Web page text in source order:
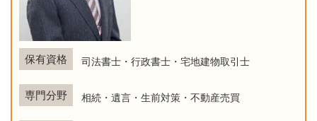
保有資格 司法書士・行政書士・宅地建物取引士
専門分野 相続・遺言・生前対策・不動産売買